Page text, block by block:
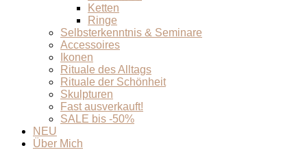
Ketten
Ringe
Selbsterkenntnis & Seminare
Accessoires
Ikonen
Rituale des Alltags
Rituale der Schönheit
Skulpturen
Fast ausverkauft!
SALE bis -50%
NEU
Über Mich